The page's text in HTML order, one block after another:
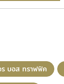
ร บอส ทราฟฟิค